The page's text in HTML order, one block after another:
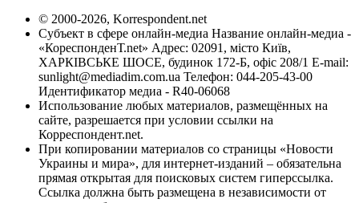
© 2000-2026, Korrespondent.net
Субъект в сфере онлайн-медиа Название онлайн-медиа -
«КореспонденТ.net» Адрес: 02091, місто Київ,
ХАРКІВСЬКЕ ШОСЕ, будинок 172-Б, офіс 208/1 E-mail:
sunlight@mediadim.com.ua Телефон: 044-205-43-00
Идентификатор медиа - R40-06068
Использование любых материалов, размещённых на
сайте, разрешается при условии ссылки на
Корреспондент.net.
При копировании материалов со страницы «Новости
Украины и мира», для интернет-изданий – обязательна
прямая открытая для поисковых систем гиперссылка.
Ссылка должна быть размещена в независимости от